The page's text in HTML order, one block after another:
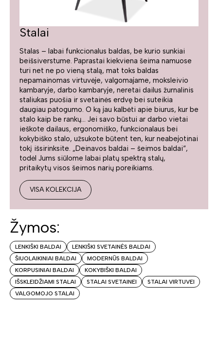
Stalai
Stalas – labai funkcionalus baldas, be kurio sunkiai
beišsiverstume. Paprastai kiekviena šeima namuose
turi net ne po vieną stalą, mat toks baldas
nepamainomas virtuvėje, valgomajame, moksleivio
kambaryje, darbo kambaryje, neretai dailus žurnalinis
staliukas puošia ir svetainės erdvę bei suteikia
daugiau patogumo. O ką jau kalbėti apie biurus, kur be
stalo kaip be rankų... Jei savo būstui ar darbo vietai
ieškote dailaus, ergonomiško, funkcionalaus bei
kokybiško stalo, užsukote būtent ten, kur neabejotinai
tokį išsirinksite. „Deinavos baldai – šeimos baldai“,
todėl Jums siūlome labai platų spektrą stalų,
pritaikytų visos šeimos narių poreikiams.
VISA KOLEKCIJA
Žymos:
LENKIŠKI BALDAI
LENKIŠKI SVETAINĖS BALDAI
ŠIUOLAIKINIAI BALDAI
MODERNŪS BALDAI
KORPUSINIAI BALDAI
KOKYBIŠKI BALDAI
IŠSKLEIDŽIAMI STALAI
STALAI SVETAINEI
STALAI VIRTUVEI
VALGOMOJO STALAI